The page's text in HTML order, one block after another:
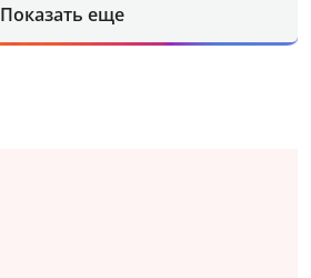
Показать еще